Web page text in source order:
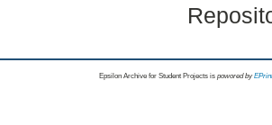
Epsilon Archive for Student Projects is powored by